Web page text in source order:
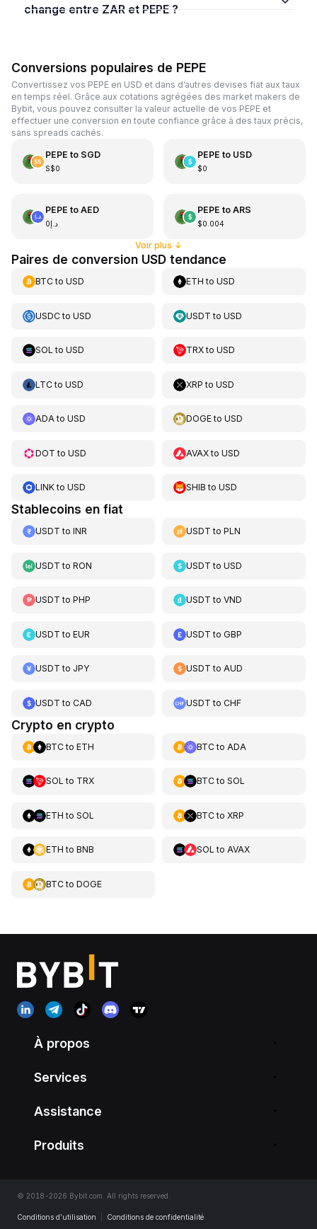
change entre ZAR et PEPE ?
Conversions populaires de PEPE
Convertissez vos PEPE en USD et dans d’autres devises fiat aux taux
en temps réel. Grâce aux cotations agrégées des market makers de
Bybit, vous pouvez consulter la valeur actuelle de vos PEPE et
effectuer une conversion en toute confiance grâce à des taux précis,
sans spreads cachés.
PEPE to SGD
S$0
PEPE to USD
$0
PEPE to AED
د.إ0
PEPE to ARS
$0.004
Voir plus ↓
Paires de conversion USD tendance
BTCto USD ETH toUSD
USDCto USD USDT toUSD
SOL to USD TRXtoUSD
LTCto USD XRP toUSD
ADAto USD DOGEtoUSD
DOT to USD AVAXtoUSD
LINKto USD SHIB toUSD
Stablecoins en fiat
USDT to INR USDT toPLN
USDT to RON USDT toUSD
USDT to PHP USDT toVND
USDT to EUR USDT toGBP
USDT to JPY USDT toAUD
USDT to CAD USDT toCHF
Crypto en crypto
BTCto ETH BTCto ADA
SOL to TRX BTCto SOL
ETH to SOL BTCto XRP
ETH to BNB SOL to AVAX
BTCto DOGE
À propos
Services
Assistance
Produits
© 2018-2026 Bybit.com. All rights reserved.
Conditions d’utilisation Conditions de confidentialité